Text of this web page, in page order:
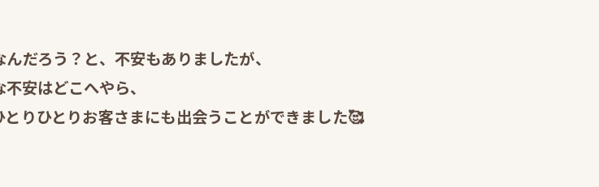
だろう？と、不安もありましたが、
不安はどこへやら、
りひとりお客さまにも出会うことができました🥰